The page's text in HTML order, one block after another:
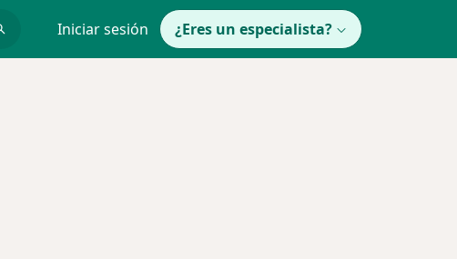
Iniciar sesión ¿Eres un especialista?